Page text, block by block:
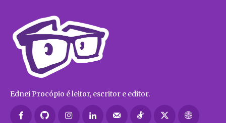
Ednei Procópio é leitor, escritor e editor.